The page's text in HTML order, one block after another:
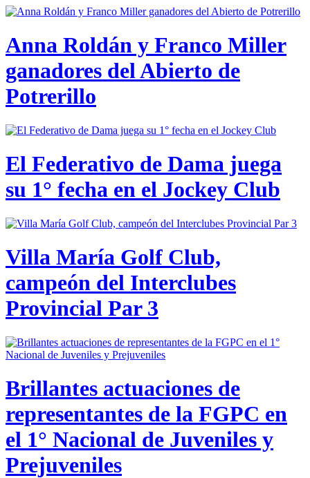
Anna Roldán y Franco Miller
ganadores del Abierto de
Potrerillo
El Federativo de Dama juega
su 1° fecha en el Jockey Club
Villa María Golf Club,
campeón del Interclubes
Provincial Par 3
Brillantes actuaciones de
representantes de la FGPC en
el 1° Nacional de Juveniles y
Prejuveniles